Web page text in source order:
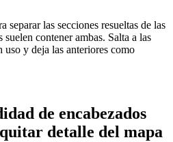
separar las secciones resueltas de las
contener ambas. Salta a las
uso y deja las anteriores como
de encabezados
detalle del mapa